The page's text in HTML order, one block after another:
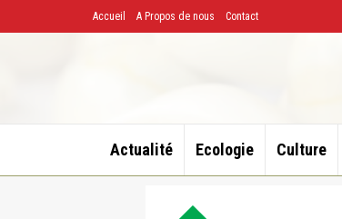
Accueil A Propos de nous Contact
Actualité Ecologie Culture